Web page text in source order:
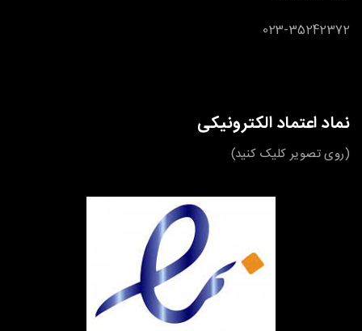
023-35242372
نماد اعتماد الکترونیکی
(روی تصویر کلیک کنید)